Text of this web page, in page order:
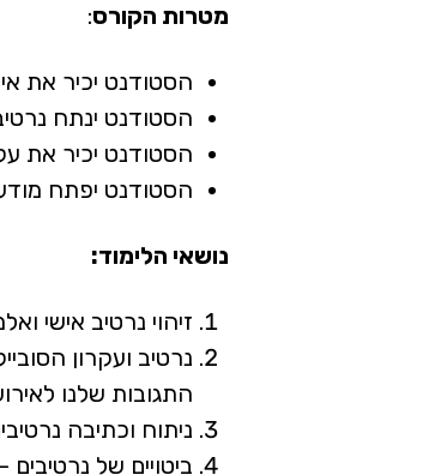
מטרות הקורס:
הסטודנט יכיר את
הסטודנט ינתח
הסטודנט יכיר את
הסטודנט יפתח
נושאי הלימוד:
זיהוי נרטיב אישי
נרטיב ועקרון
התגובות שלנו
ניתוח וכתיבה
ביטויים של